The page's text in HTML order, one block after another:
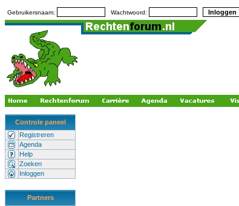
Gebruikersnaam: Wachtwoord:
Controle paneel
Registreren
Agenda
Help
Zoeken
Inloggen
Partners